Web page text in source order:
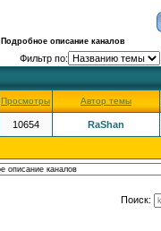
Подробное описание каналов
Фильтр по:
Просмотры Автор темы
10654 RaShan
Поиск: